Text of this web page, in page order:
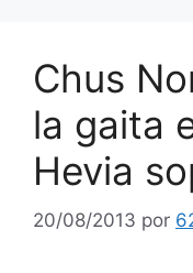
Chus
la gaita
Hevia
20/08/2013 por